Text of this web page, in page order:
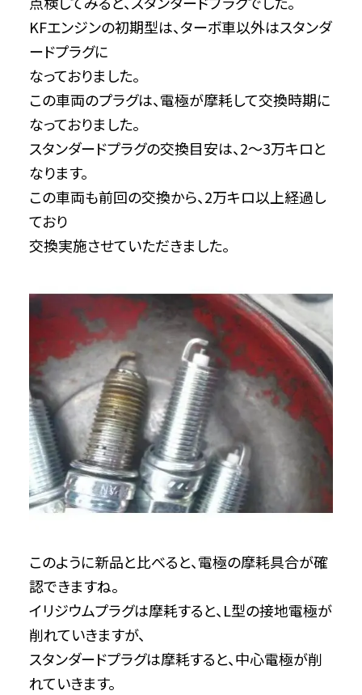
KFエンジンの初期型は、ターボ車以外はスタンダ
ードプラグに
なっておりました。
この車両のプラグは、電極が摩耗して交換時期に
なっておりました。
スタンダードプラグの交換目安は、2～3万キロと
なります。
この車両も前回の交換から、2万キロ以上経過し
ており
交換実施させていただきました。
このように新品と比べると、電極の摩耗具合が確
認できますね。
イリジウムプラグは摩耗すると、L型の接地電極が
削れていきますが、
スタンダードプラグは摩耗すると、中心電極が削
れていきます。